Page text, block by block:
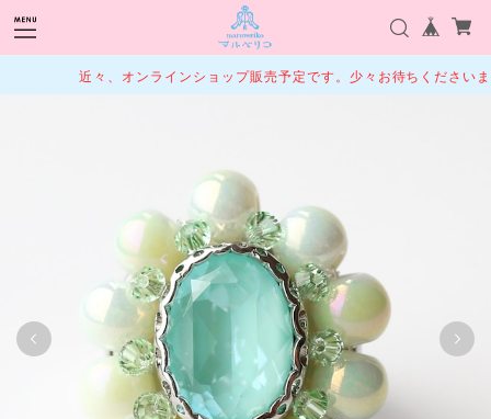
近々、オンラインショップ販売予定です。少々お待ちくださいませ